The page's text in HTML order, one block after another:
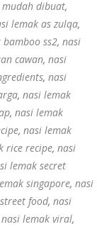
mudah dibuat,
lemak as zulqa,
ss2, nasi
cawan, nasi
, nasi
, nasi lemak
, nasi lemak
, nasi lemak
rice recipe, nasi
lemak secret
singapore, nasi
food, nasi
nasi lemak viral,